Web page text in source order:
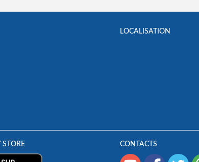
LOCALISATION
STORE CONTACTS